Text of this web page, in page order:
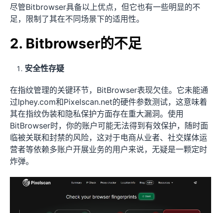
尽管Bitbrowser具备以上优点，但它也有一些明显的不
足，限制了其在不同场景下的适用性。
2. Bitbrowser的不足
安全性存疑
在指纹管理的关键环节，BitBrowser表现欠佳。它未能通
过Iphey.com和Pixelscan.net的硬件参数测试，这意味着
其在指纹伪装和隐私保护方面存在重大漏洞。使用
BitBrowser时，你的账户可能无法得到有效保护，随时面
临被关联和封禁的风险，这对于电商从业者、社交媒体运
营者等依赖多账户开展业务的用户来说，无疑是一颗定时
炸弹。